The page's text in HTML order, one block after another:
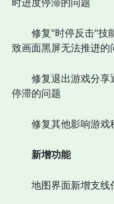
时进度停滞的问题
修复"时停反击"技
致画面黑屏无法推进的
修复退出游戏分享
停滞的问题
修复其他影响游戏
新增功能
地图界面新增支线